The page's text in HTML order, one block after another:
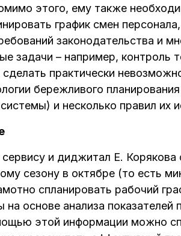
этого, ему также
график смен
законодательства и
задачи – например, контроль
практически
бережливого
и несколько правил их
и диджитал Е. Корякова
сезону в октябре (то есть
спланировать рабочий
основе анализа
этой информации можно